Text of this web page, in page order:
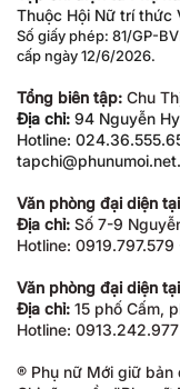
Thuộc Hội Nữ trí thức
Số giấy phép: 81/GP-
cấp ngày 12/6/2026.
Tổng biên tập: Chu
Địa chỉ: 94 Nguyễn
Hotline:
Văn phòng đại diện
Địa chỉ: Số 7-9
Hotline:
Văn phòng đại diện
Địa chỉ: 15 phố Cấm,
Hotline: 0913.242.977
® Phụ nữ Mới giữ bản